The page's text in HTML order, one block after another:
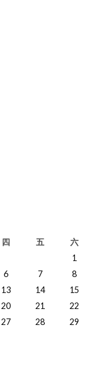
四 五 六
1
6 7
8
13 14
15
20 21
22
27 28
29